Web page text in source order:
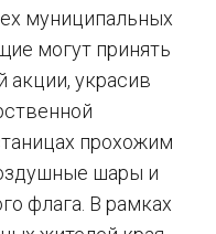
муниципальных
могут принять
акции, украсив
прохожим
шары и
флага. В рамках